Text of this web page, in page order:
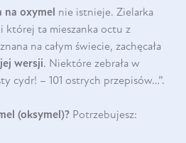
na oxymel nie istnieje. Zielarka
której ta mieszanka octu z
na całym świecie, zachęcała
wersji. Niektóre zebrała w
cydr! – 101 ostrych przepisów…”.
(oksymel)? Potrzebujesz: